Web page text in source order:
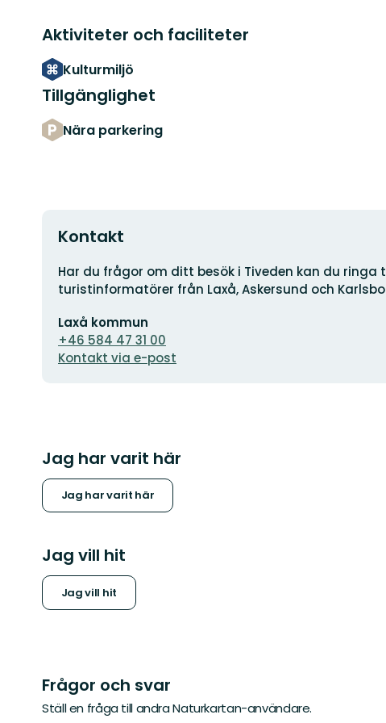
Aktiviteter och faciliteter
Kulturmiljö
Tillgänglighet
Nära parkering
Kontakt
Adress
Har du frågor om ditt besök i Tiveden kan du ringa
turistinformatörer från Laxå, Askersund och
postadress
Laxå kommun
+46 584 47 31 00
Kontakt via e-post
Jag har varit här
Jag har varit här
Jag vill hit
Jag vill hit
Frågor och svar
Ställ en fråga till andra Naturkartan-användare.